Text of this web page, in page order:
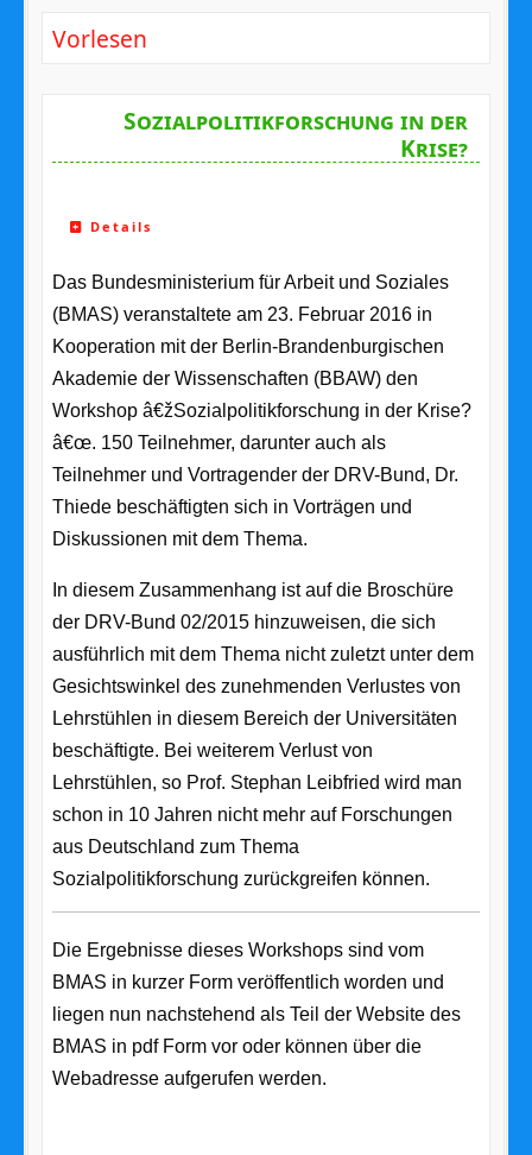
Vorlesen
Sozialpolitikforschung in der
Krise?
Details
Das Bundesministerium für Arbeit und Soziales
(BMAS) veranstaltete am 23. Februar 2016 in
Kooperation mit der Berlin-Brandenburgischen
Akademie der Wissenschaften (BBAW) den
Workshop â€žSozialpolitikforschung in der Krise?
â€œ. 150 Teilnehmer, darunter auch als
Teilnehmer und Vortragender der DRV-Bund, Dr.
Thiede beschäftigten sich in Vorträgen und
Diskussionen mit dem Thema.
In diesem Zusammenhang ist auf die Broschüre
der DRV-Bund 02/2015 hinzuweisen, die sich
ausführlich mit dem Thema nicht zuletzt unter dem
Gesichtswinkel des zunehmenden Verlustes von
Lehrstühlen in diesem Bereich der Universitäten
beschäftigte. Bei weiterem Verlust von
Lehrstühlen, so Prof. Stephan Leibfried wird man
schon in 10 Jahren nicht mehr auf Forschungen
aus Deutschland zum Thema
Sozialpolitikforschung zurückgreifen können.
Die Ergebnisse dieses Workshops sind vom
BMAS in kurzer Form veröffentlich worden und
liegen nun nachstehend als Teil der Website des
BMAS in pdf Form vor oder können über die
Webadresse aufgerufen werden.